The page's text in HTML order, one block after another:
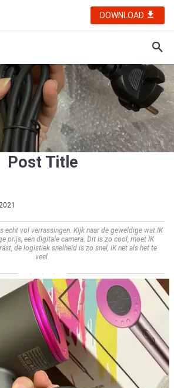
DOWNLOAD
Post Title
echt vol verrassingen. Kijk naar de geweldige wat IK
prijs, een digitale camera. Dit is zo cool, moet IK
de logistiek snelheid is zo snel, IK net als het te
veel.